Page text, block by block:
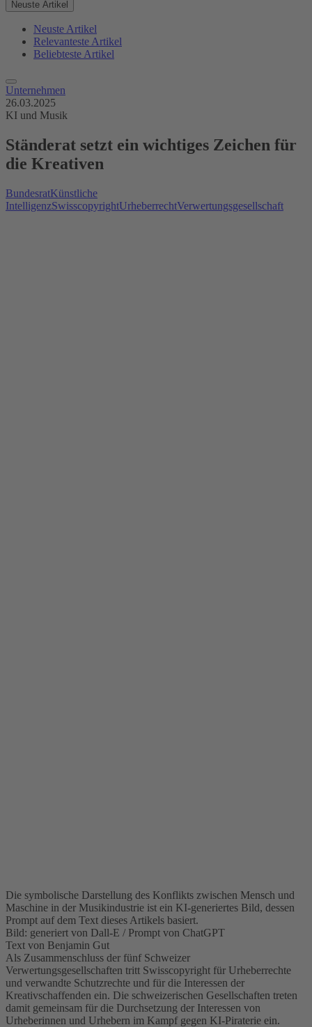
Neuste Artikel
Neuste Artikel
Relevanteste Artikel
Beliebteste Artikel
Unternehmen
26.03.2025
KI und Musik
Ständerat setzt ein wichtiges Zeichen für
die Kreativen
BundesratKünstliche
IntelligenzSwisscopyrightUrheberrechtVerwertungsgesellschaft
Die symbolische Darstellung des Konflikts zwischen Mensch und
Maschine in der Musikindustrie ist ein KI-generiertes Bild, dessen
Prompt auf dem Text dieses Artikels basiert.
Bild: generiert von Dall-E / Prompt von ChatGPT
Text von Benjamin Gut
Als Zusammenschluss der fünf Schweizer
Verwertungsgesellschaften tritt Swisscopyright für Urheberrechte
und verwandte Schutzrechte und für die Interessen der
Kreativschaffenden ein. Die schweizerischen Gesellschaften treten
damit gemeinsam für die Durchsetzung der Interessen von
Urheberinnen und Urhebern im Kampf gegen KI-Piraterie ein.